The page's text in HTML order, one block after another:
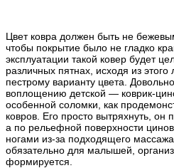
Цвет ковра должен быть не
чтобы покрытие было не гладко
эксплуатации такой ковер будет
различных пятнах, исходя из
пестрому варианту цвета.
воплощению детской — коврик-
особенной соломки, как
ковров. Его просто вытряхнуть,
а по рельефной поверхности
ногами из-за подходящего
обязательно для малышей,
формируется.